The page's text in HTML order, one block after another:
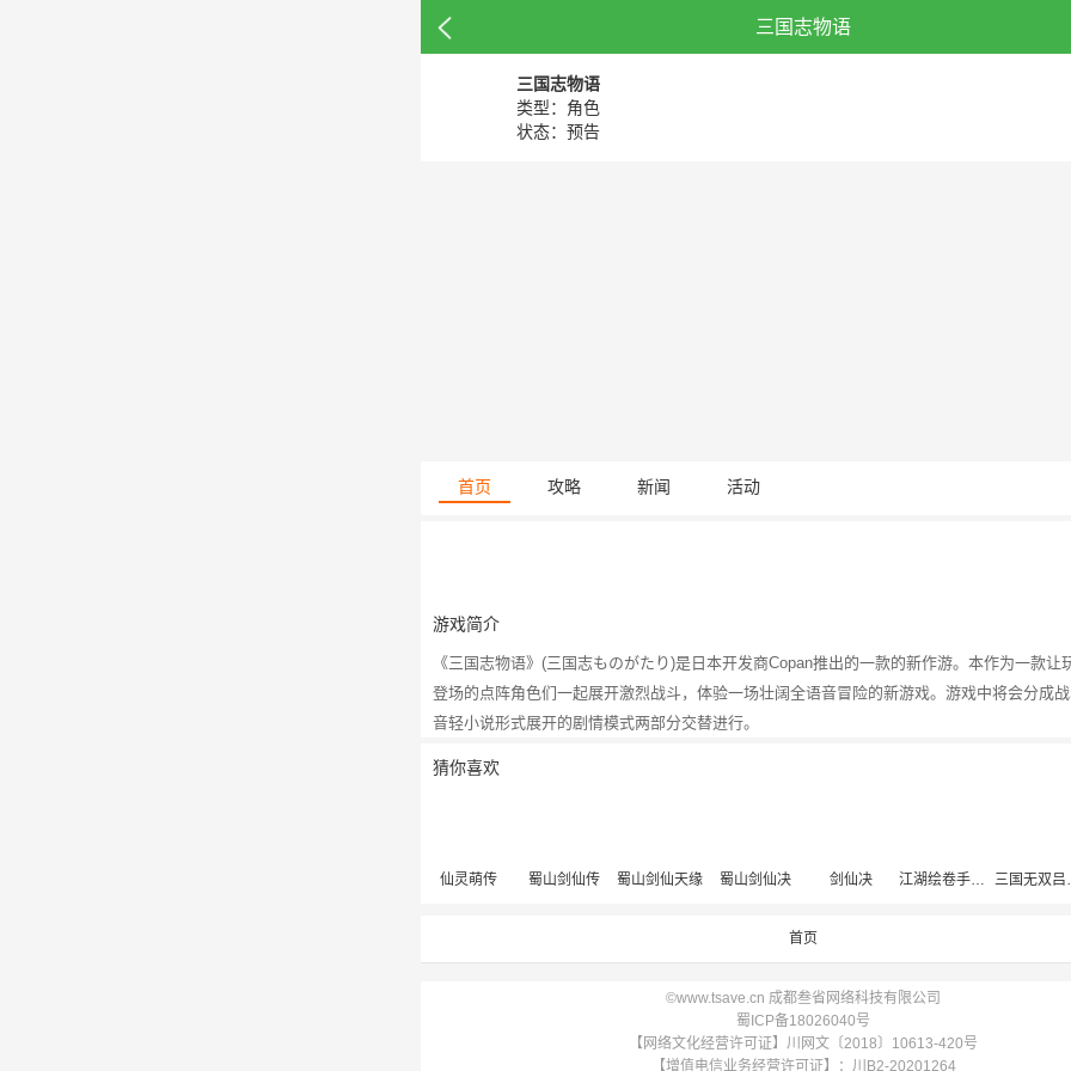
三国志物语
三国志物语
类型：角色
状态：预告
首页 攻略 新闻 活动
游戏简介
《三国志物语》(三国志ものがたり)是日本开发商Copan推出的一款的新作游。本作为一款让
登场的点阵角色们一起展开激烈战斗，体验一场壮阔全语音冒险的新游戏。游戏中将会分成
音轻小说形式展开的剧情模式两部分交替进行。
猜你喜欢
仙灵萌传 蜀山剑仙传 蜀山剑仙天缘 蜀山剑仙决 剑仙决 江湖绘卷手游版 三
首页
©www.tsave.cn 成都叁省网络科技有限公司
蜀ICP备18026040号
【网络文化经营许可证】川网文〔2018〕10613-420号
【增值电信业务经营许可证】：川B2-20201264